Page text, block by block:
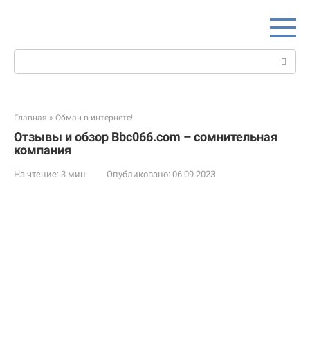
Поиск:
Главная » Обман в интернете!
Отзывы и обзор Bbc066.com – сомнительная
компания
На чтение: 3 мин Опубликовано: 06.09.2023